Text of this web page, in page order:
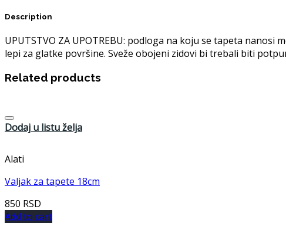
Description
UPUTSTVO ZA UPOTREBU: podloga na koju se tapeta
lepi za glatke površine. Sveže obojeni zidovi bi trebali biti
Related products
Dodaj u listu želja
Alati
Valjak za tapete 18cm
850 RSD
Add to cart